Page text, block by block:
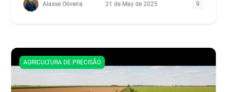
Alasse Oliveira 21 de May de 2025 9
AGRICULTURA DE PRECISÃO